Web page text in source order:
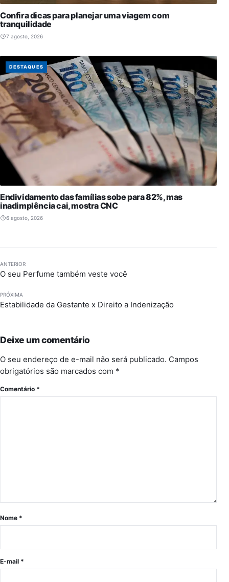
Confira dicas para planejar uma viagem com
tranquilidade
7 agosto, 2026
DESTAQUES
Endividamento das famílias sobe para 82%, mas
inadimplência cai, mostra CNC
6 agosto, 2026
ANTERIOR
O seu Perfume também veste você
PRÓXIMA
Estabilidade da Gestante x Direito a Indenização
Deixe um comentário
O seu endereço de e-mail não será publicado. Campos
obrigatórios são marcados com *
Comentário *
Nome *
E-mail *